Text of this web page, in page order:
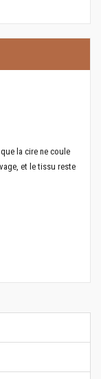
la cire ne coule
et le tissu reste